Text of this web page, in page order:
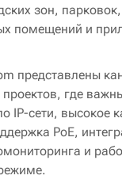
зон,
помещений и
представлены
где
IP-сети, высокое
PoE,
и